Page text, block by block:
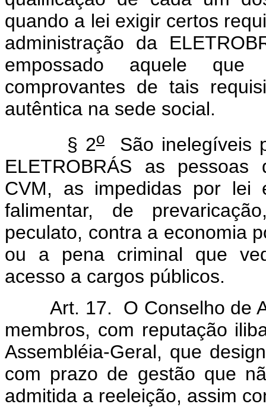
quando a lei exigir certos
administração da
empossado aquele
comprovantes de tais
autêntica na sede social.
§ 2o São inelegíveis
ELETROBRÁS as
CVM, as impedidas por lei
falimentar, de
peculato, contra a economia
ou a pena criminal que
acesso a cargos públicos.
Art. 17. O Conselho de
membros, com reputação
Assembléia-Geral, que
com prazo de gestão que
admitida a reeleição, assim